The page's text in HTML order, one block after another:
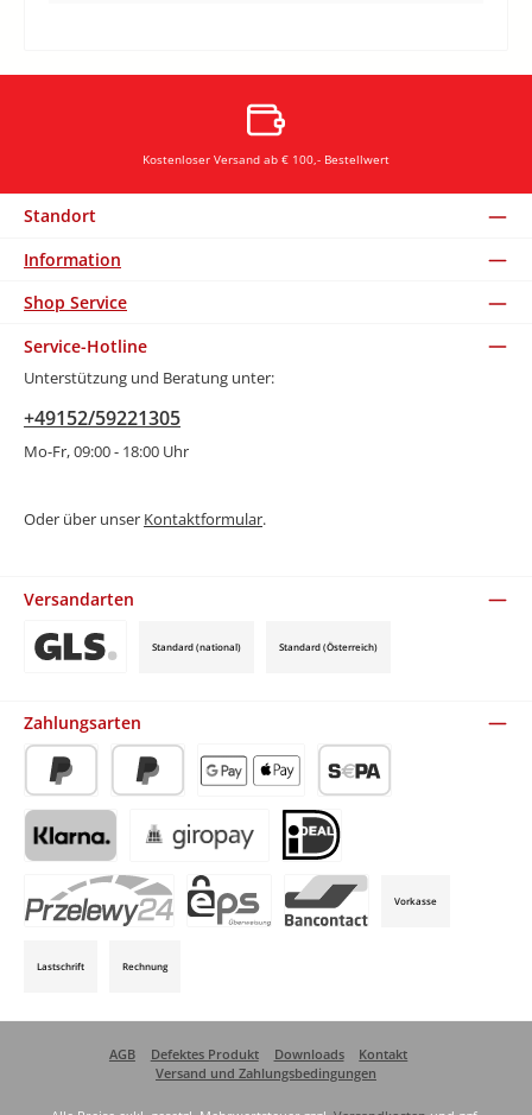
Kostenloser Versand ab € 100,- Bestellwert
Standort
Information
Shop Service
Service-Hotline
Unterstützung und Beratung unter:
+49152/59221305
Mo-Fr, 09:00 - 18:00 Uhr
Oder über unser Kontaktformular.
Versandarten
Standard (national) Standard (Österreich)
Zahlungsarten
PayPal Später BezahlenApple Pay / Google Pay (via Stripe)
SEPA-Lastschrift (via Stripe)
Klarna (via Stripe)Giropay (via Stripe) iDeal (via Stripe)
Vorkasse
Lastschrift Rechnung
AGB Defektes Produkt Downloads
Kontakt
Versand und Zahlungsbedingungen